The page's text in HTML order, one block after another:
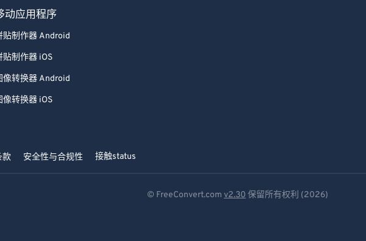
动应用程序
贴制作器 Android
贴制作器 iOS
像转换器 Android
像转换器 iOS
款 安全性与合规性 接触status
© FreeConvert.com v2.30 保留所有权利 (2026)